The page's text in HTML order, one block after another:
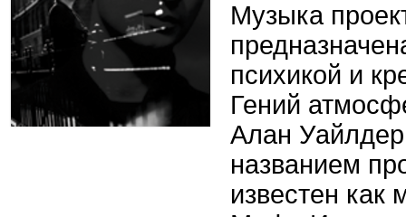
Музыка
психикой и
Гений
Алан
названием
известен как